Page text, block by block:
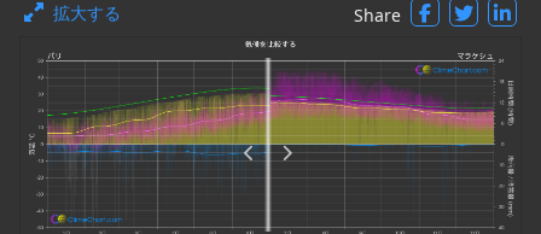
拡大する Share